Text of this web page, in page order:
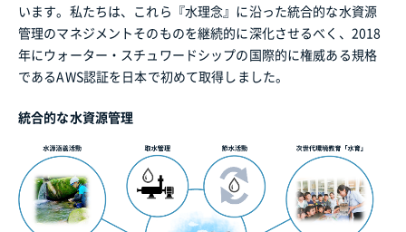
います。私たちは、これら『水理念』に沿った統合的な水資源
管理のマネジメントそのものを継続的に深化させるべく、2018
年にウォーター・スチュワードシップの国際的に権威ある規格
であるAWS認証を日本で初めて取得しました。
統合的な水資源管理